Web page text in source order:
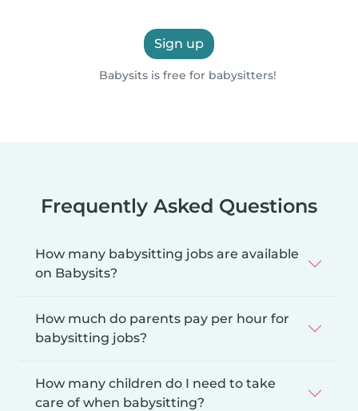
Sign up
Babysits is free for babysitters!
Frequently Asked Questions
How many babysitting jobs are available
on Babysits?
How much do parents pay per hour for
babysitting jobs?
How many children do I need to take
care of when babysitting?